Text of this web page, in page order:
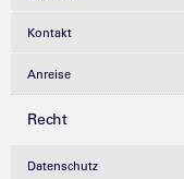
Kontakt
Anreise
Recht
Datenschutz